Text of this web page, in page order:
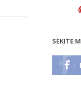
SEKITE